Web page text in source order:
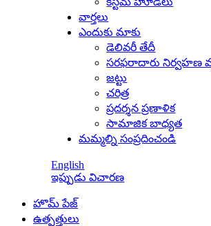
వార్తలు
ఎందుకు మాకు
డెలివరీ తేదీ
సరఫరాదారు నిర్వహణ
జట్టు
చరిత్ర
ప్రదర్శన ప్రణాళిక
సామాజిక బాధ్యత
మమ్మల్ని సంప్రదించండి
English
ఇప్పుడు విచారణ
హొమ్ పేజ్
ఉత్పత్తులు